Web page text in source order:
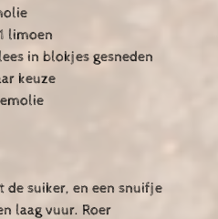
limoen
in blokjes gesneden
keuze
de suiker, en een snuifje
laag vuur. Roer